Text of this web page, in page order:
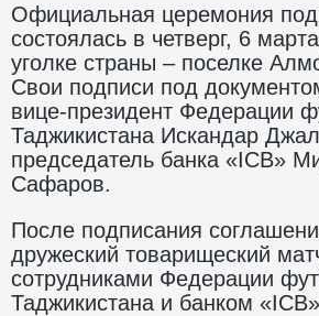
Официальная церемония
состоялась в четверг, 6
уголке страны – поселке
Свои подписи под
вице-президент Федерации
Таджикистана Искандар
председатель банка «ICB»
Сафаров.
После подписания
дружеский товарищеский
сотрудниками Федерации
Таджикистана и банком